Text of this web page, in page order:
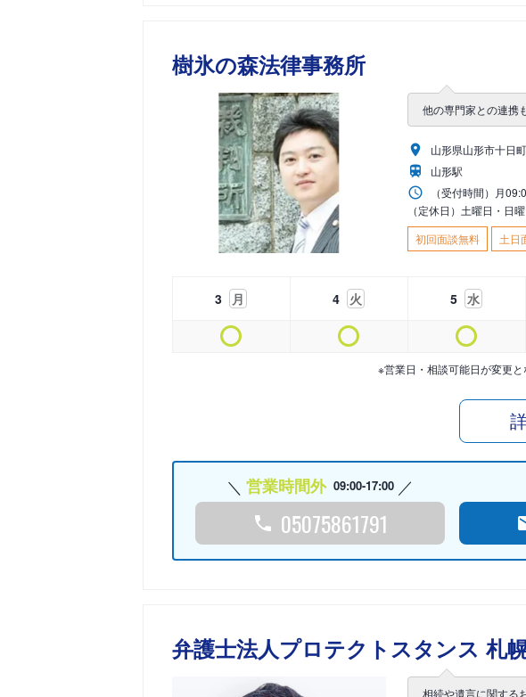
樹氷の森法律事務所
他の専門家との連携
山形県山形市十日
山形駅
（受付時間） 月
（定休日）土曜日・日
初回面談無料
土日
3 月 4 火 5 水
※営業日・相談可能日が変更
営業時間外 09:00-17:00
05075861791
弁護士法人プロテクトスタンス 札
相続や遺言に関する